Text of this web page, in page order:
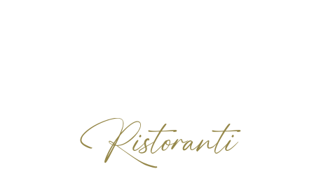
Ristoranti